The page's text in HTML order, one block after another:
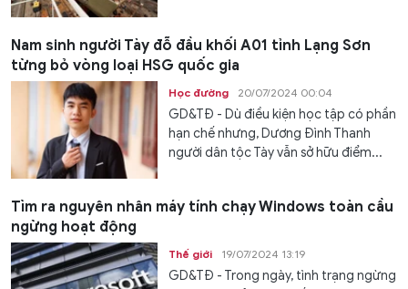
Nam sinh người Tày đỗ đầu khối A01 tỉnh Lạng Sơn
từng bỏ vòng loại HSG quốc gia
Học đường 20/07/2024 00:04
GD&TĐ - Dù điều kiện học tập có phần
hạn chế nhưng, Dương Đình Thanh
người dân tộc Tày vẫn sở hữu điểm...
Tìm ra nguyên nhân máy tính chạy Windows toàn cầu
ngừng hoạt động
Thế giới 19/07/2024 13:19
GD&TĐ - Trong ngày, tình trạng ngừng